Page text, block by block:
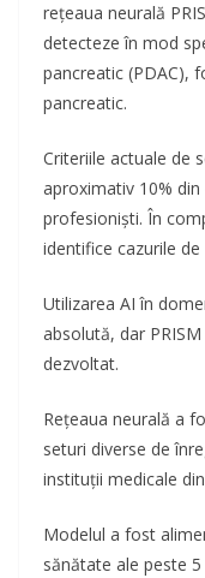
rețeaua neurală
detecteze în mod
pancreatic (PDAC),
pancreatic.
Criteriile actuale de
aproximativ 10%
profesioniști. În
identifice cazurile de
Utilizarea AI în
absolută, dar
dezvoltat.
Rețeaua neurală a
seturi diverse de
instituții medicale din
Modelul a fost
sănătate ale peste